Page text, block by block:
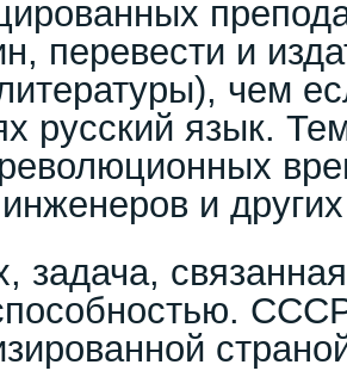
перевести и
чем
русский язык.
инженеров и
задача,